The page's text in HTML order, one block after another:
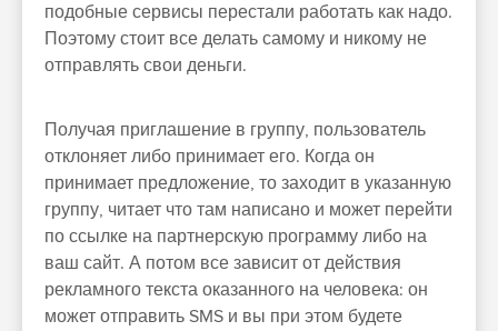
подобные сервисы перестали работать как надо.
Поэтому стоит все делать самому и никому не
отправлять свои деньги.
Получая приглашение в группу, пользователь
отклоняет либо принимает его. Когда он
принимает предложение, то заходит в указанную
группу, читает что там написано и может перейти
по ссылке на партнерскую программу либо на
ваш сайт. А потом все зависит от действия
рекламного текста оказанного на человека: он
может отправить SMS и вы при этом будете